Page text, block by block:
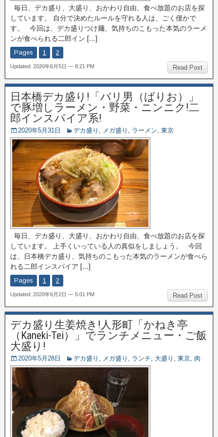
毎日、デカ盛り、大盛り、おかわり自由、食べ放題のお店を探
しています。 自分で決めたルールを守れる人は、ごく僅かで
す。 今回は、デカ盛りつけ麺、気持ちのこもった本気のラーメ
ンが食べられる二郎イン […]
Pages 1 2
Read Post
Updated: 2020年6月5日 — 8:21 PM
日本橋デカ盛り!「バリ男（ばりお）」
で豚増しラーメン・野菜・ニンニク!二
郎インスパイア系!
2020年5月31日 デカ盛り , メガ盛り , ラーメン, 東京
毎日、デカ盛り、大盛り、おかわり自由、食べ放題のお店を探
しています。 上手くいっている人の真似をしましょう。 今回
は、日本橋デカ盛り、気持ちのこもった本気のラーメンが食べら
れる二郎インスパイア […]
Pages 1 2
Read Post
Updated: 2020年6月2日 — 5:01 PM
デカ盛り生姜焼き!人形町「かねき亭
（Kaneki-Tei）」でランチメニュー・ご飯
大盛り!
2020年5月28日 デカ盛り , メガ盛り , ランチ, 大盛り , 東京, 肉